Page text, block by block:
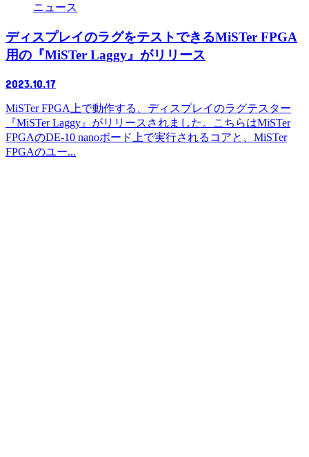
ニュース
ディスプレイのラグをテストできるMiSTer FPGA
用の『MiSTer Laggy』がリリース
2023.10.17
MiSTer FPGA上で動作する、ディスプレイのラグテスター
『MiSTer Laggy』がリリースされました。こちらはMiSTer
FPGAのDE-10 nanoボード上で実行されるコアと、MiSTer
FPGAのユー...